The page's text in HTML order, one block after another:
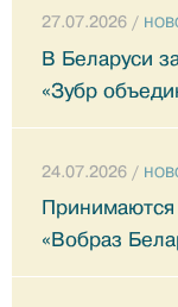
27.07.2026 /
В Беларуси
«Зубр
24.07.2026 /
Принимаются
«Вобраз